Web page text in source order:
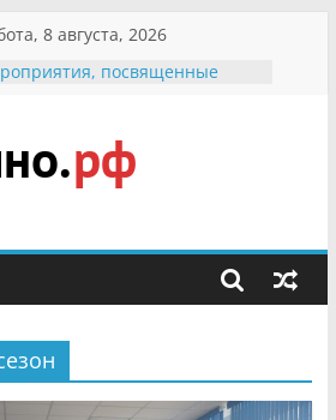
8 августа, 2026
посвященные
Инжавинского округа»
Великой
фронтовичке
в сети Интернет
«Сохраним
Воронинского
родились крапчатые